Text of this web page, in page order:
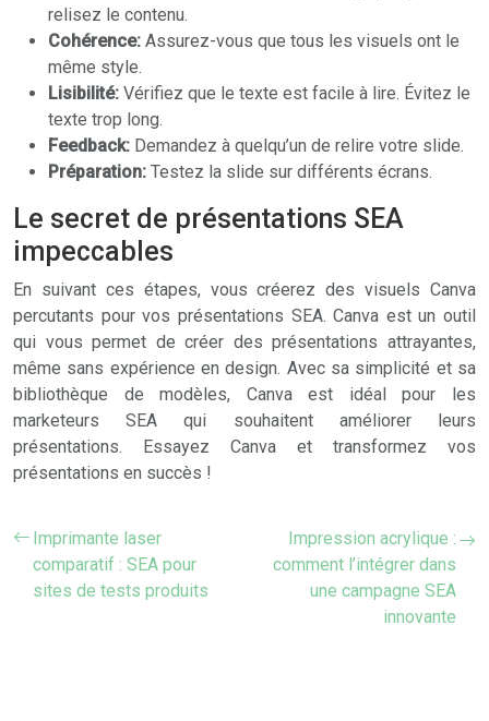
relisez le contenu.
Cohérence: Assurez-vous que tous les visuels ont le
même style.
Lisibilité: Vérifiez que le texte est facile à lire. Évitez le
texte trop long.
Feedback: Demandez à quelqu’un de relire votre slide.
Préparation: Testez la slide sur différents écrans.
Le secret de présentations SEA
impeccables
En suivant ces étapes, vous créerez des visuels Canva
percutants pour vos présentations SEA. Canva est un outil
qui vous permet de créer des présentations attrayantes,
même sans expérience en design. Avec sa simplicité et sa
bibliothèque de modèles, Canva est idéal pour les
marketeurs SEA qui souhaitent améliorer leurs
présentations. Essayez Canva et transformez vos
présentations en succès !
Imprimante laser
comparatif : SEA pour
sites de tests produits
Impression acrylique :
comment l’intégrer dans
une campagne SEA
innovante